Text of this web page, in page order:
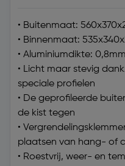
• Buitenmaat:
• Binnenmaat:
• Aluminiumdikte: 0,8mm
• Licht maar stevig
speciale profielen
• De geprofileerde
de kist tegen
•
plaatsen van hang- of
• Roestvrij, weer- en